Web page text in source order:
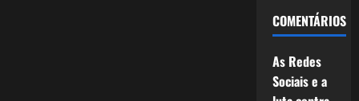
COMENTÁRIOS
As Redes
Sociais e a